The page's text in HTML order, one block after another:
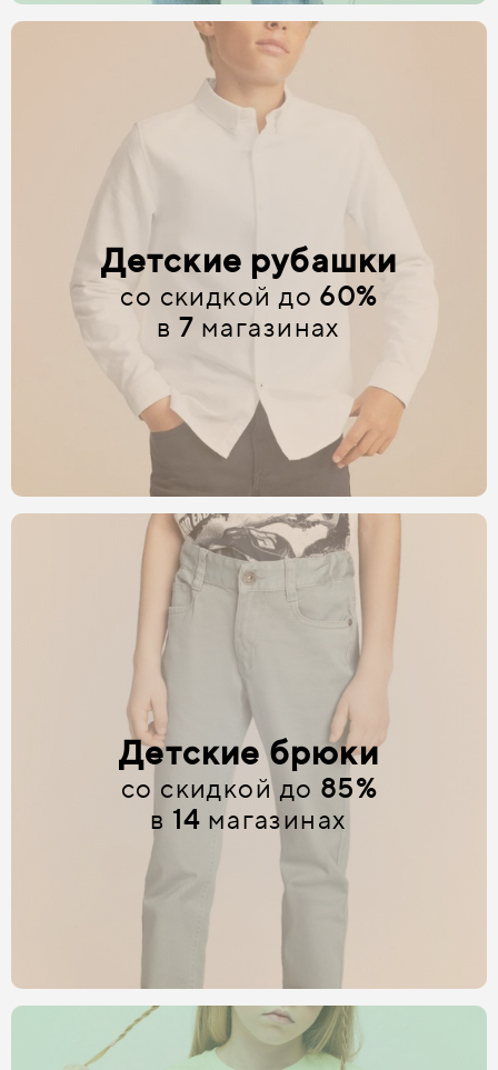
Детские рубашки
со скидкой до 60%
в7 магазинах
Детские брюки
со скидкой до 85%
в 14 магазинах